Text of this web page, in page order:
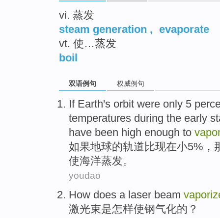
vi. 蒸发
steam generation , evaporate
vt. 使…蒸发
boil
双语例句 权威例句
If Earth's orbit were only 5
temperatures during the early
have been high enough to
如果地球的轨道 比现在小5%，
使海洋蒸发。
youdao
How does a laser beam
激光束是怎样使钢气化的？